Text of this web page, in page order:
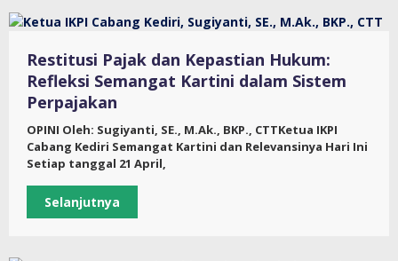
Restitusi Pajak dan Kepastian Hukum:
Refleksi Semangat Kartini dalam Sistem
Perpajakan
OPINI Oleh: Sugiyanti, SE., M.Ak., BKP., CTTKetua IKPI
Cabang Kediri Semangat Kartini dan Relevansinya Hari Ini
Setiap tanggal 21 April,
Selanjutnya